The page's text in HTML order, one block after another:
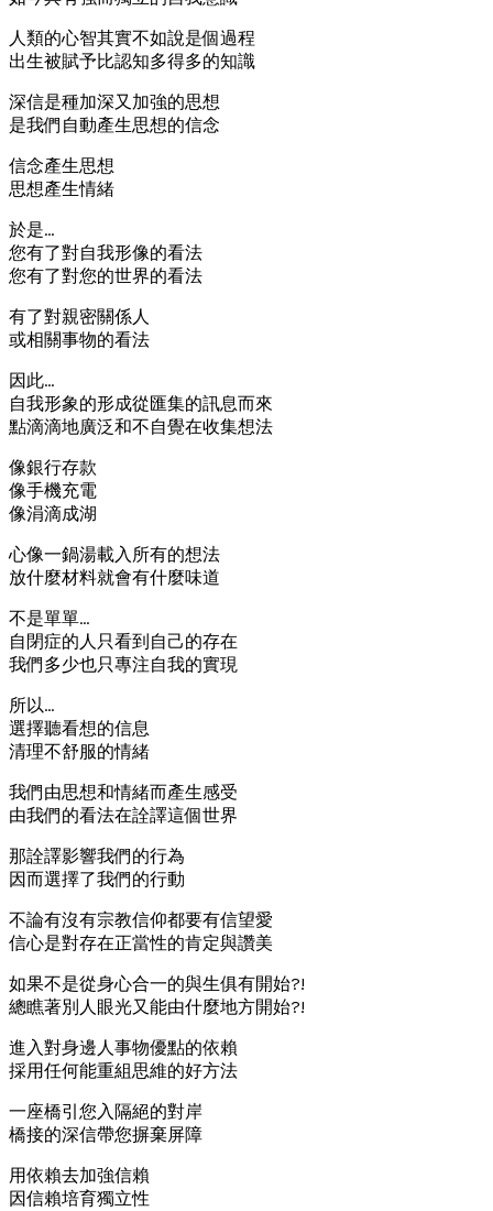
人類的心智其實不如說是個過程
出生被賦予比認知多得多的知識
深信是種加深又加強的思想
是我們自動產生思想的信念
信念產生思想
思想產生情緒
於是…
您有了對自我形像的看法
您有了對您的世界的看法
有了對親密關係人
或相關事物的看法
因此…
自我形象的形成從匯集的訊息而來
點滴滴地廣泛和不自覺在收集想法
像銀行存款
像手機充電
像涓滴成湖
心像一鍋湯載入所有的想法
放什麼材料就會有什麼味道
不是單單…
自閉症的人只看到自己的存在
我們多少也只專注自我的實現
所以…
選擇聽看想的信息
清理不舒服的情緒
我們由思想和情緒而產生感受
由我們的看法在詮譯這個世界
那詮譯影響我們的行為
因而選擇了我們的行動
不論有沒有宗教信仰都要有信望愛
信心是對存在正當性的肯定與讚美
如果不是從身心合一的與生俱有開始?!
總瞧著別人眼光又能由什麼地方開始?!
進入對身邊人事物優點的依賴
採用任何能重組思維的好方法
一座橋引您入隔絕的對岸
橋接的深信帶您摒棄屏障
用依賴去加強信賴
因信賴培育獨立性